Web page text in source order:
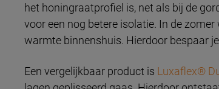
het honingraatprofiel is, net als bij de
voor een nog betere isolatie. In de
warmte binnenshuis. Hierdoor bespaar
Een vergelijkbaar product is Luxaflex®